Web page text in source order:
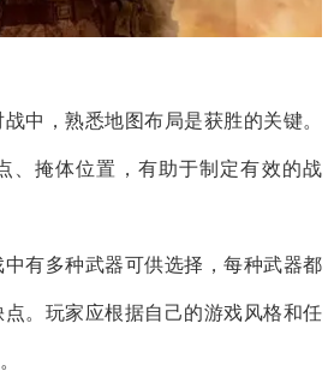
中，熟悉地图布局是获胜的关键。
、掩体位置，有助于制定有效的战
有多种武器可供选择，每种武器都
。玩家应根据自己的游戏风格和任